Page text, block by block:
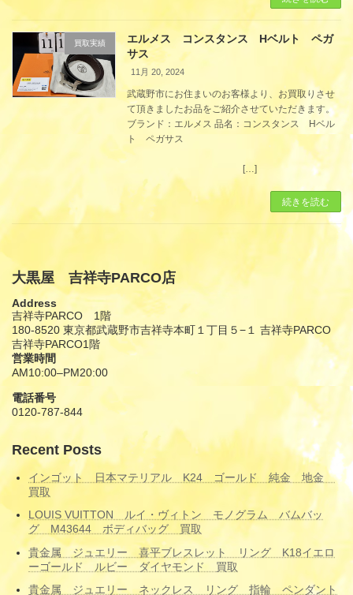
買取実績
エルメス コンスタンス Hベルト ペガ
サス
11月 20, 2024
武蔵野市にお住まいのお客様より、お買取りさせ
て頂きましたお品をご紹介させていただきます。
ブランド：エルメス 品名：コンスタンス Hベル
ト ペガサス
[…]
続きを読む
大黒屋 吉祥寺PARCO店
Address
吉祥寺PARCO 1階
180-8520 東京都武蔵野市吉祥寺本町１丁目５−１ 吉祥寺PARCO
吉祥寺PARCO1階
営業時間
AM10:00–PM20:00
電話番号
0120-787-844
Recent Posts
インゴット 日本マテリアル K24 ゴールド 純金 地金
買取
LOUIS VUITTON ルイ・ヴィトン モノグラム バムバッ
グ M43644 ボディバッグ 買取
貴金属 ジュエリー 喜平ブレスレット リング K18イエロ
ーゴールド ルビー ダイヤモンド 買取
貴金属 ジュエリー ネックレス リング 指輪 ペンダント